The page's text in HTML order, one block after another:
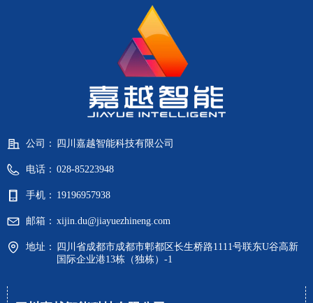
公司： 四川嘉越智能科技有限公司
电话： 028-85223948
手机： 19196957938
邮箱： xijin.du@jiayuezhineng.com
地址：
四川省成都市成都市郫都区长生桥路1111号联东U谷高新
国际企业港13栋（独栋）-1